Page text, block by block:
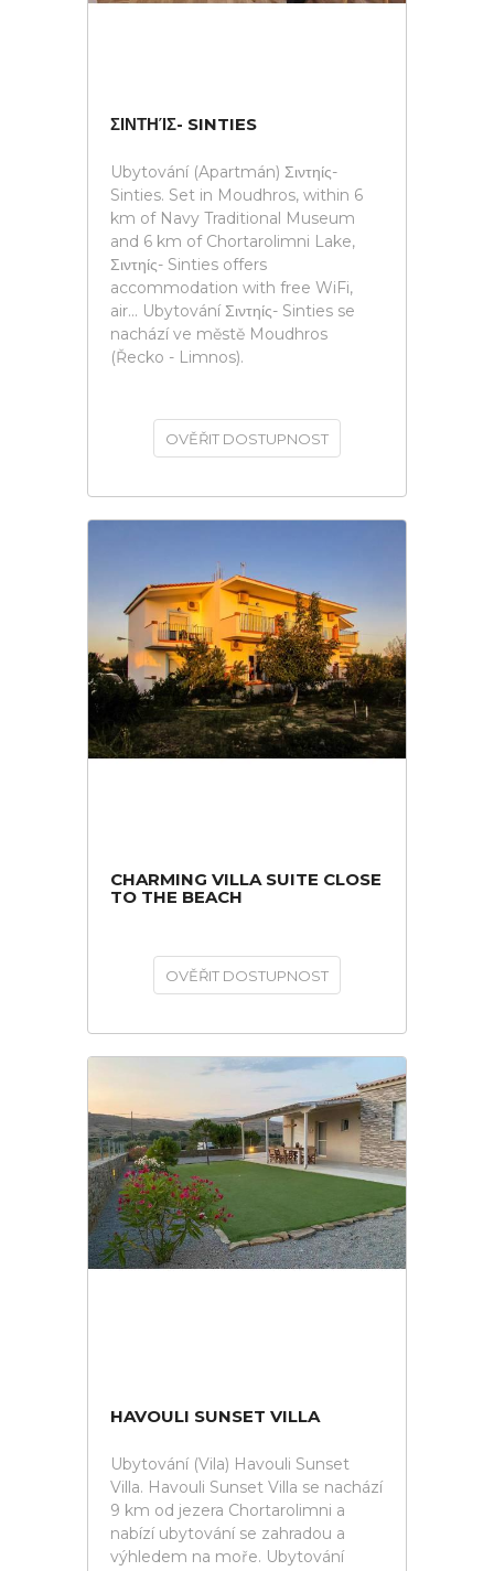
ΣΙΝΤΗΊΣ- SINTIES
Ubytování (Apartmán) Σιντηίς-
Sinties. Set in Moudhros, within 6
km of Navy Traditional Museum
and 6 km of Chortarolimni Lake,
Σιντηίς- Sinties offers
accommodation with free WiFi,
air... Ubytování Σιντηίς- Sinties se
nachází ve městě Moudhros
(Řecko - Limnos).
OVĚŘIT DOSTUPNOST
CHARMING VILLA SUITE CLOSE
TO THE BEACH
OVĚŘIT DOSTUPNOST
HAVOULI SUNSET VILLA
Ubytování (Vila) Havouli Sunset
Villa. Havouli Sunset Villa se nachází
9 km od jezera Chortarolimni a
nabízí ubytování se zahradou a
výhledem na moře. Ubytování